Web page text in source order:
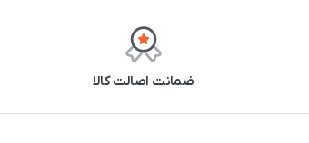
ضمانت اصالت کالا